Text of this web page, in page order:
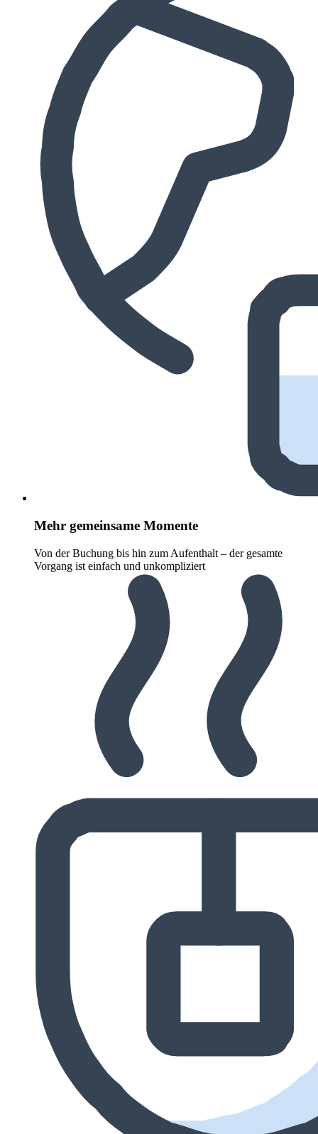
Mehr gemeinsame Momente
Von der Buchung bis hin zum Aufenthalt – der gesamte
Vorgang ist einfach und unkompliziert